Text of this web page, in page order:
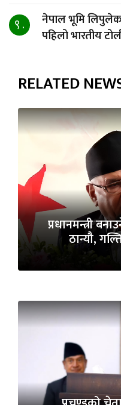
९ .
नेपाल भूमि
पहिलो भारतीय
RELATED
प्रधानमन्त्री
ठान्यौ,